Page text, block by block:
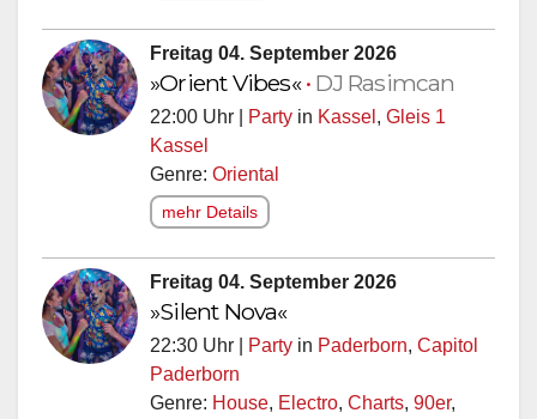
Freitag 04. September 2026
»Orient Vibes«• DJ Rasimcan
22:00 Uhr | Party in Kassel , Gleis 1
Kassel
Genre: Oriental
mehr Details
Freitag 04. September 2026
»Silent Nova«
22:30 Uhr | Party in Paderborn, Capitol
Paderborn
Genre: House, Electro, Charts, 90er,